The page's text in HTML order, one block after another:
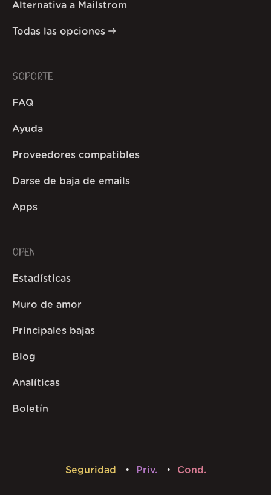
Alternativa a Mailstrom
Todas las opciones
SOPORTE
FAQ
Ayuda
Proveedores compatibles
Darse de baja de emails
Apps
OPEN
Estadísticas
Muro de amor
Principales bajas
Blog
Analíticas
Boletín
Seguridad Priv. Cond.